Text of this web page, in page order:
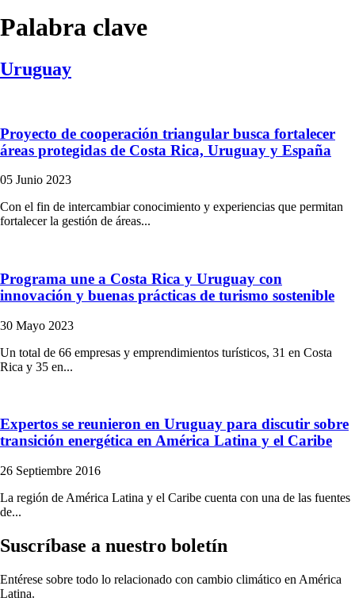
de
Palabra clave
Uruguay
Proyecto de cooperación triangular busca fortalecer
áreas protegidas de Costa Rica, Uruguay y España
05 Junio 2023
Con el fin de intercambiar conocimiento y experiencias que permitan
fortalecer la gestión de áreas...
Programa une a Costa Rica y Uruguay con
innovación y buenas prácticas de turismo sostenible
30 Mayo 2023
Un total de 66 empresas y emprendimientos turísticos, 31 en Costa
Rica y 35 en...
Expertos se reunieron en Uruguay para discutir sobre
transición energética en América Latina y el Caribe
26 Septiembre 2016
La región de América Latina y el Caribe cuenta con una de las fuentes
de...
Suscríbase a nuestro boletín
Entérese sobre todo lo relacionado con cambio climático en América
Latina.